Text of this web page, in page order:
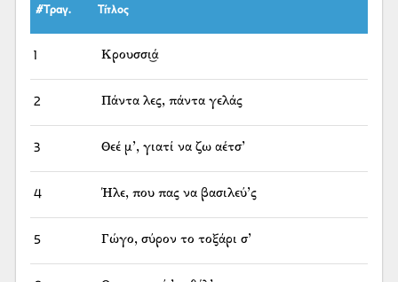
#Τραγ. Τίτλος
1 Κρουσσι͜ά
2 Πάντα λες, πάντα γελάς
3 Θεέ μ’, γιατί να ζω αέτσ’
4 Ήλε, που πας να βασιλεύ’ς
5 Γώγο, σύρον το τοξάρι σ’